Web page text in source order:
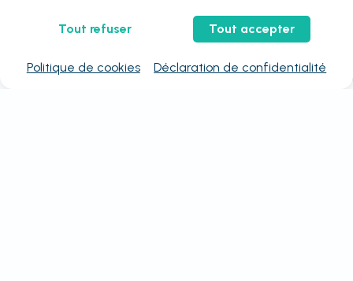
Tout refuser Tout accepter
Politique de cookies Déclaration de confidentialité